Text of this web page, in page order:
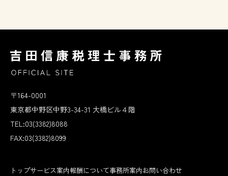
〒164-0001
東京都中野区中野3-34-31 大橋ビル４階
TEL:03(3382)8088
FAX:03(3382)8099
トップサービス案内報酬について事務所案内お問い合わせ